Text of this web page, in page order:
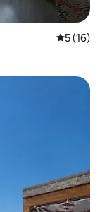
5 (16)